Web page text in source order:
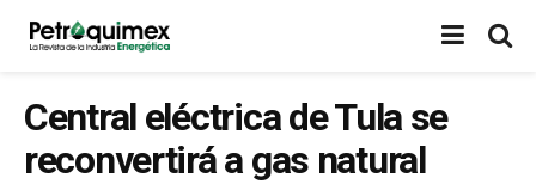
Central eléctrica de Tula se
reconvertirá a gas natural